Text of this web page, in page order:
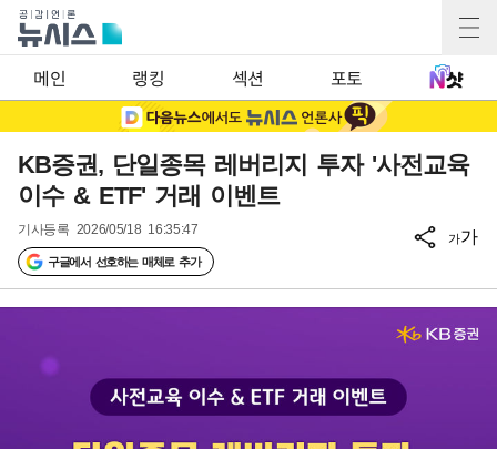
메인 랭킹 섹션 포토
KB증권, 단일종목 레버리지 투자 '사전교육
이수 & ETF' 거래 이벤트
기사등록 2026/05/18 16:35:47
구글에서 선호하는 매체로 추가
가가